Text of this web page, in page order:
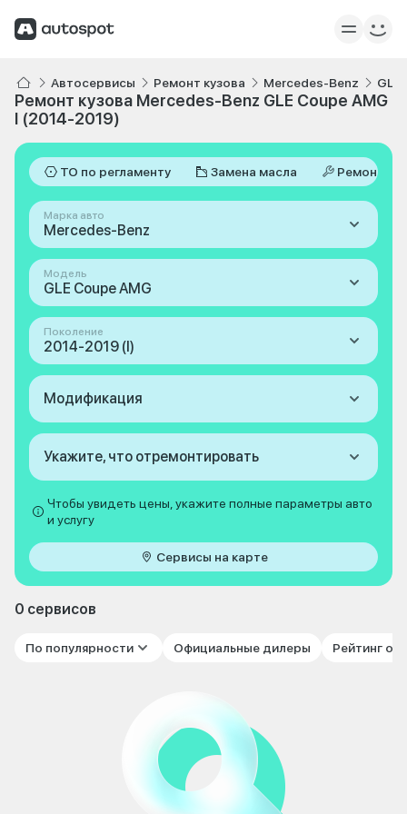
Автосервисы Ремонт кузова Mercedes-Benz GLE
Ремонт кузова Mercedes-Benz GLE Coupe AMG
I (2014-2019)
ТО по регламенту Замена масла Ремонт
Марка авто
Mercedes-Benz
Модель
GLE Coupe AMG
Поколение
2014-2019 (I)
Модификация
Укажите, что отремонтировать
Чтобы увидеть цены, укажите полные параметры авто
и услугу
Сервисы на карте
0 сервисов
По популярности Официальные дилеры Рейтинг